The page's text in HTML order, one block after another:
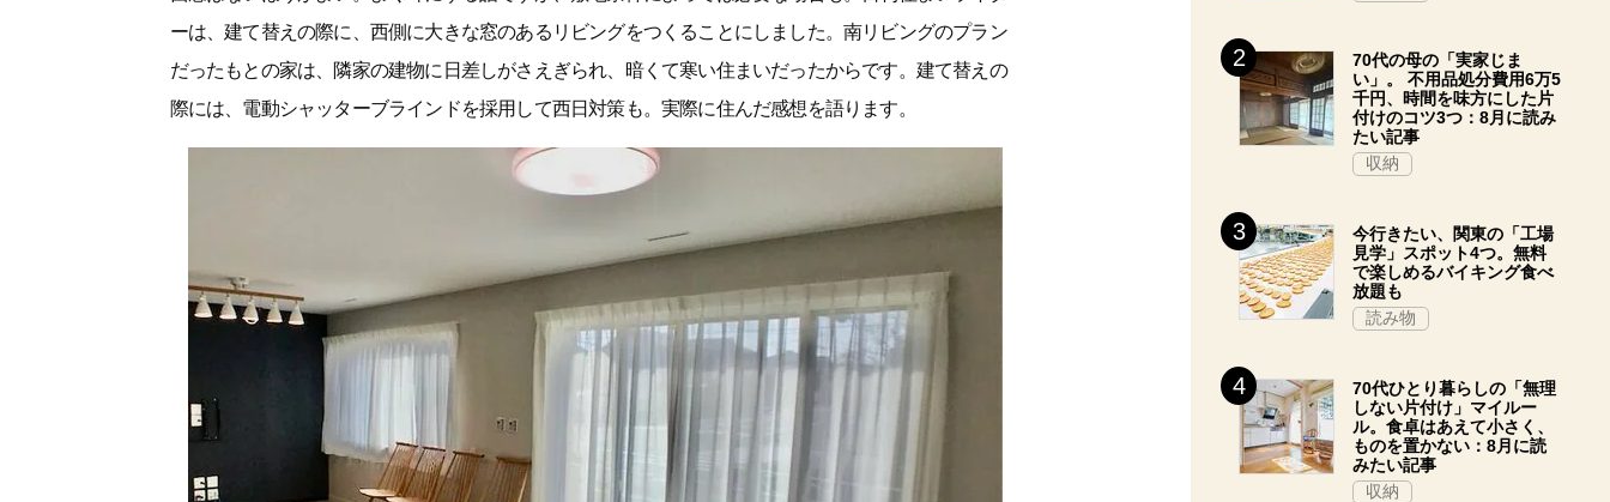
ーは、建て替えの際に、西側に大きな窓のあるリビングをつくることにしました。南リビングのプラン
だったもとの家は、隣家の建物に日差しがさえぎられ、暗くて寒い住まいだったからです。建て替えの
際には、電動シャッターブラインドを採用して西日対策も。実際に住んだ感想を語ります。
70代の母の「実家じま
い」。 不用品処分費用6万5
千円、時間を味方にした片
付けのコツ3つ：8月に読み
たい記事
収納
今行きたい、関東の「工場
見学」スポット4つ。無料
で楽しめるバイキング食べ
放題も
読み物
70代ひとり暮らしの「無理
しない片付け」マイルー
ル。食卓はあえて小さく、
ものを置かない：8月に読
みたい記事
収納